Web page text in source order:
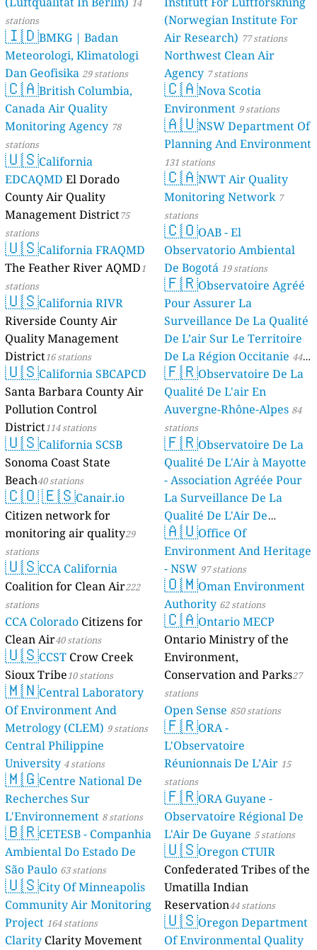
46 stations
14
stations
🇮🇩BMKG | Badan
Meteorologi, Klimatologi
Dan Geofisika 29 stations
🇨🇦British Columbia,
Canada Air Quality
Monitoring Agency 78
stations
🇺🇸California
EDCAQMD El Dorado
County Air Quality
Management District75
stations
🇺🇸California FRAQMD
The Feather River AQMD1
stations
🇺🇸California RIVR
Riverside County Air
Quality Management
District16 stations
🇺🇸California SBCAPCD
Santa Barbara County Air
Pollution Control
District114 stations
🇺🇸California SCSB
Sonoma Coast State
Beach40 stations
🇨🇴🇪🇸Canair.io
Citizen network for
monitoring air quality29
stations
🇺🇸CCA California
Coalition for Clean Air222
stations
CCA Colorado Citizens for
Clean Air40 stations
🇺🇸CCST Crow Creek
Sioux Tribe10 stations
🇲🇳Central Laboratory
Of Environment And
Metrology (CLEM) 9 stations
Central Philippine
University 4 stations
🇲🇬Centre National De
Recherches Sur
L'Environnement 8 stations
🇧🇷CETESB - Companhia
Ambiental Do Estado De
São Paulo 63 stations
🇺🇸City Of Minneapolis
Community Air Monitoring
Project 164 stations
Clarity Clarity Movement
(Norwegian Institute For
Air Research) 77 stations
Northwest Clean Air
Agency 7 stations
🇨🇦Nova Scotia
Environment 9 stations
🇦🇺NSW Department Of
Planning And Environment
131 stations
🇨🇦NWT Air Quality
Monitoring Network 7
stations
🇨🇴OAB - El
Observatorio Ambiental
De Bogotá 19 stations
🇫🇷Observatoire Agréé
Pour Assurer La
Surveillance De La Qualité
De L’air Sur Le Territoire
De La Région Occitanie 44
stations
🇫🇷Observatoire De La
Qualité De L'air En
Auvergne-Rhône-Alpes 84
stations
🇫🇷Observatoire De La
Qualité De L'Air à Mayotte
- Association Agréée Pour
La Surveillance De La
Qualité De L'Air De
Mayotte 4 stations
🇦🇺Office Of
Environment And Heritage
- NSW 97 stations
🇴🇲Oman Environment
Authority 62 stations
🇨🇦Ontario MECP
Ontario Ministry of the
Environment,
Conservation and Parks27
stations
Open Sense 850 stations
🇫🇷ORA -
L'Observatoire
Réunionnais De L’Air 15
stations
🇫🇷ORA Guyane -
Observatoire Régional De
L'Air De Guyane 5 stations
🇺🇸Oregon CTUIR
Confederated Tribes of the
Umatilla Indian
Reservation44 stations
🇺🇸Oregon Department
Of Environmental Quality